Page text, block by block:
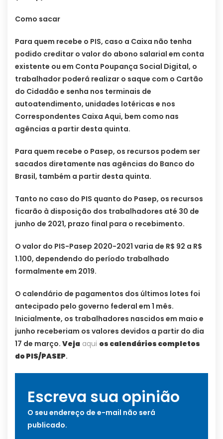
Como sacar
Para quem recebe o PIS, caso a Caixa não tenha
podido creditar o valor do abono salarial em conta
existente ou em Conta Poupança Social Digital, o
trabalhador poderá realizar o saque com o Cartão
do Cidadão e senha nos terminais de
autoatendimento, unidades lotéricas e nos
Correspondentes Caixa Aqui, bem como nas
agências a partir desta quinta.
Para quem recebe o Pasep, os recursos podem ser
sacados diretamente nas agências do Banco do
Brasil, também a partir desta quinta.
Tanto no caso do PIS quanto do Pasep, os recursos
ficarão à disposição dos trabalhadores até 30 de
junho de 2021, prazo final para o recebimento.
O valor do PIS-Pasep 2020-2021 varia de R$ 92 a R$
1.100, dependendo do período trabalhado
formalmente em 2019.
O calendário de pagamentos dos últimos lotes foi
antecipado pelo governo federal em 1 mês.
Inicialmente, os trabalhadores nascidos em maio e
junho receberiam os valores devidos a partir do dia
17 de março. Veja aqui os calendários completos
do PIS/PASEP.
Escreva sua opinião
O seu endereço de e-mail não será
publicado.